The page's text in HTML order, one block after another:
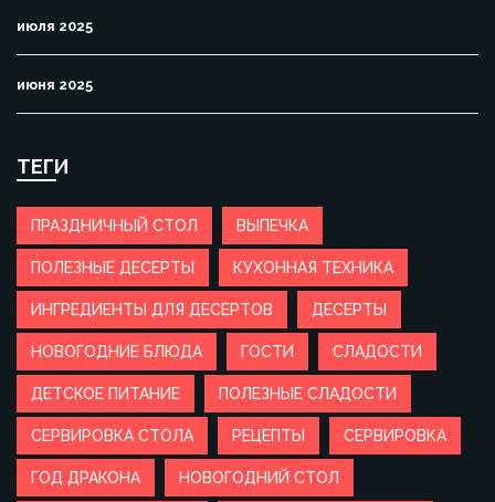
июля 2025
июня 2025
ТЕГИ
ПРАЗДНИЧНЫЙ СТОЛ ВЫПЕЧКА
ПОЛЕЗНЫЕ ДЕСЕРТЫ КУХОННАЯ ТЕХНИКА
ИНГРЕДИЕНТЫ ДЛЯ ДЕСЕРТОВ ДЕСЕРТЫ
НОВОГОДНИЕ БЛЮДА ГОСТИ СЛАДОСТИ
ДЕТСКОЕ ПИТАНИЕ ПОЛЕЗНЫЕ СЛАДОСТИ
СЕРВИРОВКА СТОЛА РЕЦЕПТЫ СЕРВИРОВКА
ГОД ДРАКОНА НОВОГОДНИЙ СТОЛ